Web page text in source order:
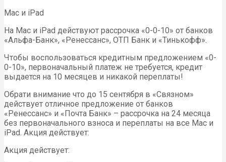
Mac и iPad
На Mac и iPad действуют рассрочка «0-0-10» от банков
«Альфа-Банк», «Ренессанс», ОТП Банк и «Тинькофф».
Чтобы воспользоваться кредитным предложением «0-
0-10», первоначальный платеж не требуется, кредит
выдается на 10 месяцев и никакой переплаты!
Обрати внимание что до 15 сентября в «Связном»
действует отличное предложение от банков
«Ренессанс» и «Почта Банк» – рассрочка на 24 месяца
без первоначального взноса и переплаты на все Mac и
iPad. Акция действует:
Акция действует: